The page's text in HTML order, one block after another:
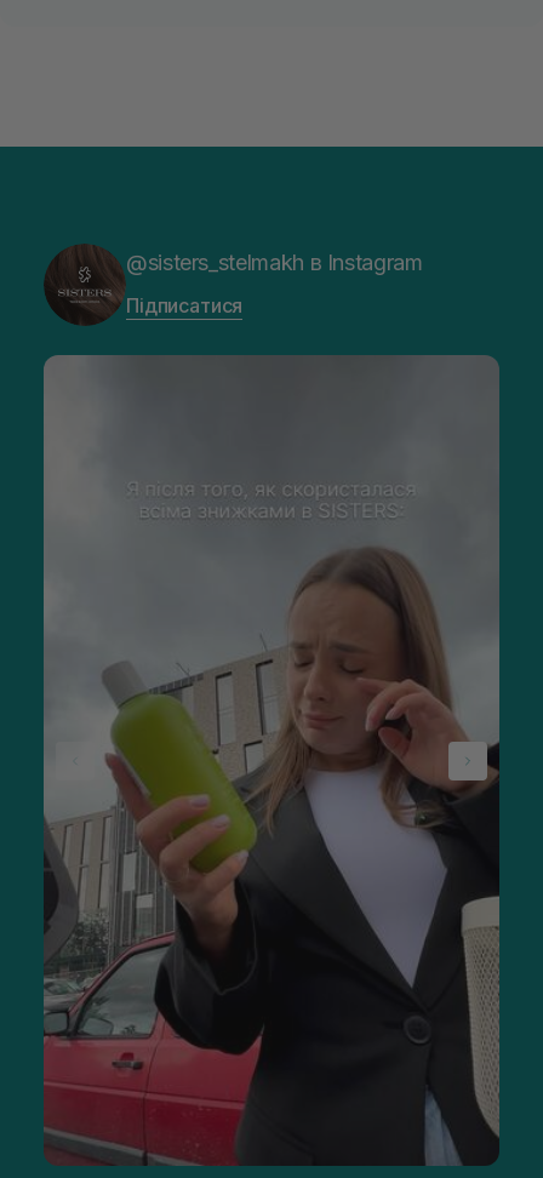
блиску або догляду за чутливою шкірою голови. Якщо
кондиціонером або маскою.​
@sisters_stelmakh в Instagram
Підписатися